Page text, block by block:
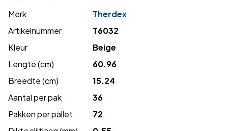
Merk
Therdex
Artikelnummer
T6032
Kleur
Beige
Lengte (cm)
60.96
Breedte (cm)
15.24
Aantal per pak
36
Pakken per pallet
72